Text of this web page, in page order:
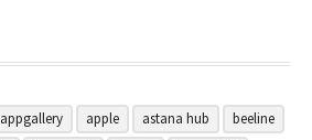
appgallery apple astana hub
beeline